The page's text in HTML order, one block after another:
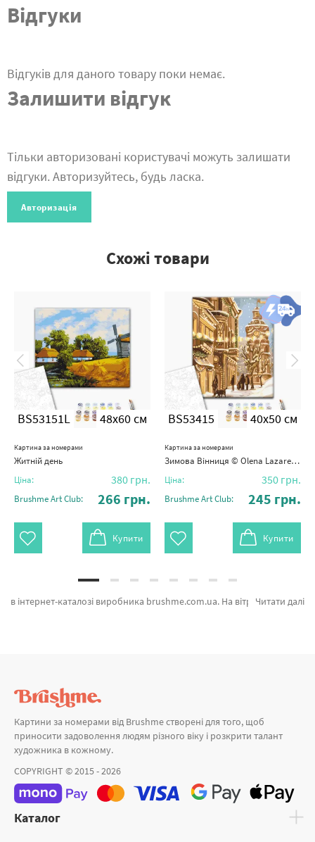
Відгуки
Відгуків для даного товару поки немає.
Залишити відгук
Тільки авторизовані користувачі можуть залишати
відгуки. Авторизуйтесь, будь ласка.
Авторизація
Схожі товари
BS53151L 48x60 см
Картина за номерами
Житній день
Ціна: 380 грн.
Brushme Art Club: 266 грн.
Купити
BS53415 40x50 см
Картина за номерами
Зимова Вінниця © Olena Lazarenko
Ціна: 350 грн.
Brushme Art Club: 245 грн.
Купити
Читати далі
в інтернет-каталозі виробника brushme.com.ua. На вітрині можна легко замовити Картина за номерами Урожайные подсолнухи від кращого бренду Brushme який підкуповує ціновою політикою. Кожен продукт розділу «» надихне знайти у собі справжнього художника. Одеський театр © Мазнєва Марина, Кемпінг під зірками © Roksolana Baran и Небесний вогонь © Sergiy Stepanenko а также великий вибір позицій за прийнятною ціною. Замовляючи Алмазна мозаїка 40x30 та картина за номерами дитині терміново привеземо в Краматорськ або будь-які міста. Мавпа та\або картини за номерами оптом, купуйте прямо зараз!
Картини за номерами від Brushme створені для того, щоб
приносити задоволення людям різного віку і розкрити талант
художника в кожному.
COPYRIGHT © 2015 - 2026
Каталог